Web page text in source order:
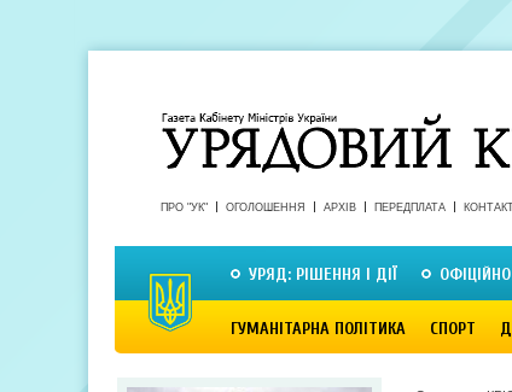
ПРО "УК" ОГОЛОШЕННЯ АРХІВ ПЕРЕДПЛАТА
УРЯД: РІШЕННЯ І ДІЇ ОФІЦІЙНО
ГУМАНІТАРНА ПОЛІТИКА СПОРТ